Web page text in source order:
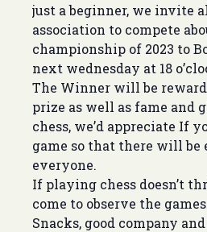
just a beginner, we invite
association to compete
championship of 2023 to
next wednesday at 18
The Winner will be
prize as well as fame and
chess, we’d appreciate If
game so that there will be
everyone.
If playing chess doesn’t
come to observe the
Snacks, good company